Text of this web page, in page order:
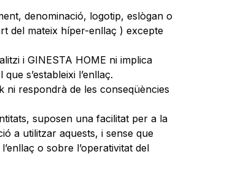
denominació, logotip, eslògan o
del mateix híper-enllaç ) excepte
i GINESTA HOME ni implica
s’estableixi l’enllaç.
ni respondrà de les conseqüències
suposen una facilitat per a la
a utilitzar aquests, i sense que
o sobre l’operativitat del